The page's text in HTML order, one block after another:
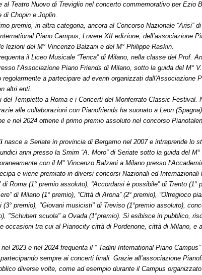
al Teatro Nuovo di Treviglio nel concerto commemorativo per Ezio
di Chopin e Joplin.
premio, in altra categoria, ancora al Concorso Nazionale “Arisi”
Piano Campus, Lovere XII edizione, dell’associazione
lezioni del M° Vincenzo Balzani e del M° Philippe Raskin.
il Liceo Musicale “Tenca” di Milano, nella classe del Prof.
l’Associazione Piano Friends di Milano, sotto la guida del M°
regolarmente a partecipare ad eventi organizzati dall'Associazione
altri enti.
del Tempietto a Roma e i Concerti del Monferrato Classic Festival.
alle collaborazioni con Pianofriends ha suonato a Leon
e nel 2024 ottiene il primo premio assoluto nel concorso
nasce a Seriate in provincia di Bergamo nel 2007 e intraprende lo
anni presso la Smim “A. Moro” di Seriate sotto la guida del
con il M° Vincenzo Balzani a Milano presso
e viene premiato in diversi concorsi Nazionali ed Internazionali
di Roma (1° premio assoluto), “Accordarsi è possibile” di Trento (1°
di Milano (1° premio), “Città di Arona” (2° premio), “Oltregioco
(3° premio), "Giovani musicisti" di Treviso (1°premio assoluto),
"Schubert scuola" a Ovada (1°premio). Si esibisce in pubblico,
occasioni tra cui al Pianocity città di Pordenone, città di Milano, e
2023 e nel 2024 frequenta il “ Tadini International Piano
sempre ai concerti finali. Grazie all’associazione
diverse volte, come ad esempio durante il Campus